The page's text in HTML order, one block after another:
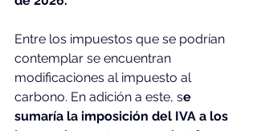
Entre los impuestos que se podrían
contemplar se encuentran
modificaciones al impuesto al
carbono. En adición a este, se
sumaría la imposición del IVA a los